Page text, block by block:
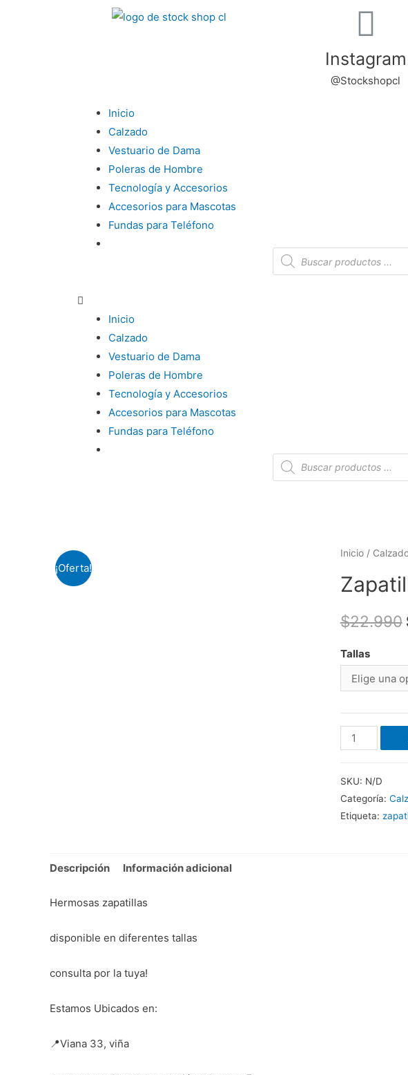
Instagram
@Stockshopcl
Inicio
Calzado
Vestuario de Dama
Poleras de Hombre
Tecnología y Accesorios
Accesorios para Mascotas
Fundas para Teléfono
Inicio
Calzado
Vestuario de Dama
Poleras de Hombre
Tecnología y Accesorios
Accesorios para Mascotas
Fundas para Teléfono
¡Oferta!
Inicio/
$22.990
Tallas
SKU: N/D
Categoría:
Etiqueta:
Descripción Información adicional
Hermosas zapatillas
disponible en diferentes tallas
consulta por la tuya!
Estamos Ubicados en:
📍Viana 33, viña